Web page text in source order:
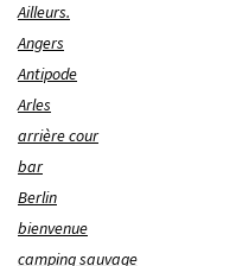
Ailleurs.
Angers
Antipode
Arles
arrière cour
bar
Berlin
bienvenue
camping sauvage